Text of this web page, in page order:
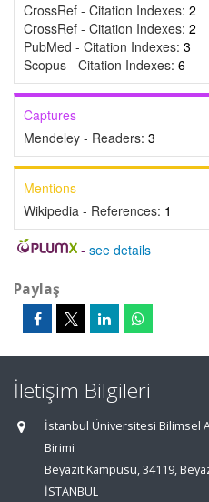
CrossRef - Citation Indexes: 2
CrossRef - Citation Indexes: 2
PubMed - Citation Indexes: 3
Scopus - Citation Indexes: 6
Captures
Mendeley - Readers: 3
Mentions
Wikipedia - References: 1
- see details
Paylaş
İletişim Bilgileri
İstanbul Üniversitesi Bilimsel
Birimi
Beyazıt Kampüsü, 34119,
İSTANBUL